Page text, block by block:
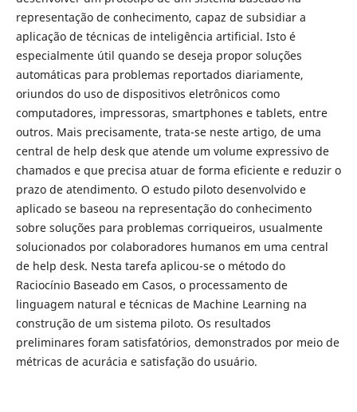
representação de conhecimento, capaz de subsidiar a
aplicação de técnicas de inteligência artificial. Isto é
especialmente útil quando se deseja propor soluções
automáticas para problemas reportados diariamente,
oriundos do uso de dispositivos eletrônicos como
computadores, impressoras, smartphones e tablets, entre
outros. Mais precisamente, trata-se neste artigo, de uma
central de help desk que atende um volume expressivo de
chamados e que precisa atuar de forma eficiente e reduzir o
prazo de atendimento. O estudo piloto desenvolvido e
aplicado se baseou na representação do conhecimento
sobre soluções para problemas corriqueiros, usualmente
solucionados por colaboradores humanos em uma central
de help desk. Nesta tarefa aplicou-se o método do
Raciocínio Baseado em Casos, o processamento de
linguagem natural e técnicas de Machine Learning na
construção de um sistema piloto. Os resultados
preliminares foram satisfatórios, demonstrados por meio de
métricas de acurácia e satisfação do usuário.